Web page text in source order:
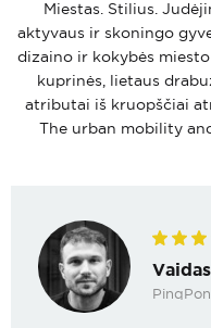
Miestas. Stilius.
aktyvaus ir skoningo
dizaino ir kokybės
kuprinės, lietaus
atributai iš kruopščiai
The urban mobility